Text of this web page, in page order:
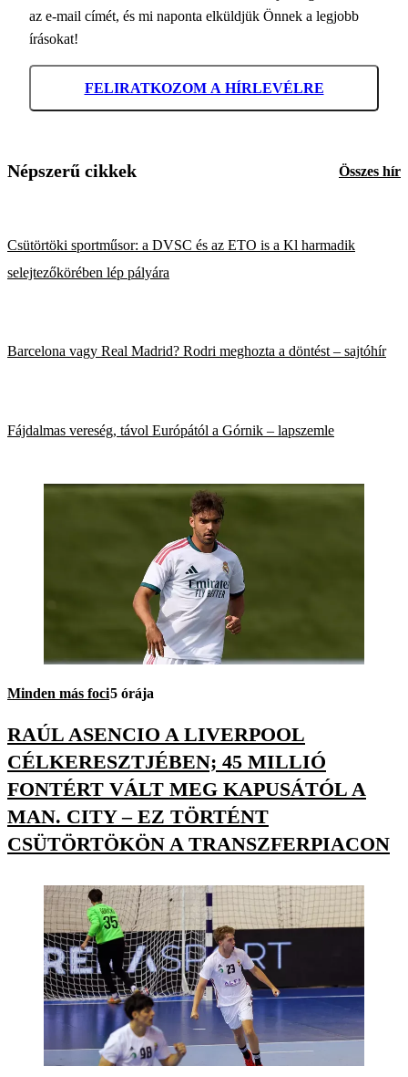
az e-mail címét, és mi naponta elküldjük Önnek a legjobb
írásokat!
FELIRATKOZOM A HÍRLEVÉLRE
Népszerű cikkek Összes hír
Csütörtöki sportműsor: a DVSC és az ETO is a Kl harmadik
selejtezőkörében lép pályára
Barcelona vagy Real Madrid? Rodri meghozta a döntést – sajtóhír
Fájdalmas vereség, távol Európától a Górnik – lapszemle
Minden más foci5 órája
RAÚL ASENCIO A LIVERPOOL
CÉLKERESZTJÉBEN; 45 MILLIÓ
FONTÉRT VÁLT MEG KAPUSÁTÓL A
MAN. CITY – EZ TÖRTÉNT
CSÜTÖRTÖKÖN A TRANSZFERPIACON